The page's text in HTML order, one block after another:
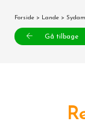
Forside > Lande >
Gå tilbage